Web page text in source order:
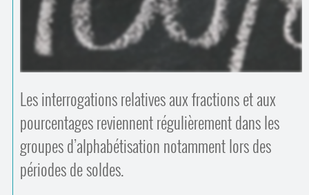
Comprendre et parler
Bienvenue en Belgique
Trouver un lieu d’alphabétisation
Les interrogations relatives aux fractions et aux
pourcentages reviennent régulièrement dans les
groupes d’alphabétisation notamment lors des
périodes de soldes.